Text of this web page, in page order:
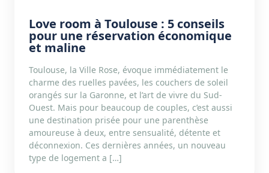
Love room à Toulouse : 5 conseils
pour une réservation économique
et maline
Toulouse, la Ville Rose, évoque immédiatement le
charme des ruelles pavées, les couchers de soleil
orangés sur la Garonne, et l’art de vivre du Sud-
Ouest. Mais pour beaucoup de couples, c’est aussi
une destination prisée pour une parenthèse
amoureuse à deux, entre sensualité, détente et
déconnexion. Ces dernières années, un nouveau
type de logement a […]